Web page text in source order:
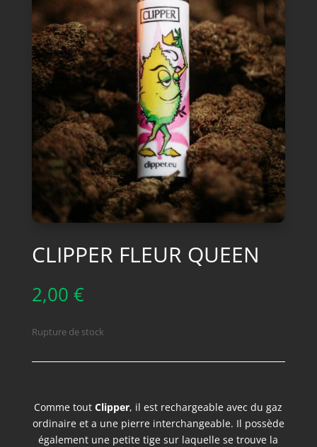
CLIPPER FLEUR QUEEN
2,00 €
Rupture de stock
Comme toutClipper, il est rechargeable avec du gaz
ordinaire et a une pierre interchangeable. Il possède
également une petite tige sur laquelle se trouve la